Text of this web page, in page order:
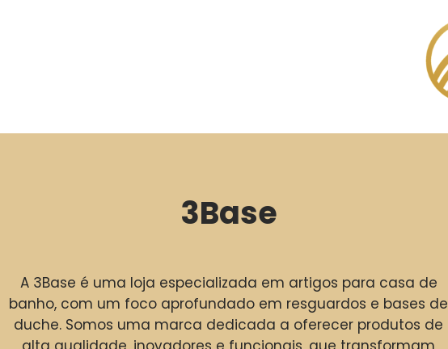
3Base
A 3Base é uma loja especializada em artigos para casa de
banho, com um foco aprofundado em resguardos e bases de
duche. Somos uma marca dedicada a oferecer produtos de